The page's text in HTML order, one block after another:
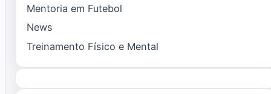
Mentoria em Futebol
News
Treinamento Físico e Mental